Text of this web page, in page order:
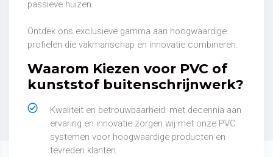
passieve huizen.
Ontdek ons exclusieve gamma aan hoogwaardige
profielen die vakmanschap en innovatie combineren.
Waarom Kiezen voor PVC of
kunststof buitenschrijnwerk?
Kwaliteit en betrouwbaarheid: met decennia aan
ervaring en innovatie zorgen wij met onze PVC
systemen voor hoogwaardige producten en
tevreden klanten.